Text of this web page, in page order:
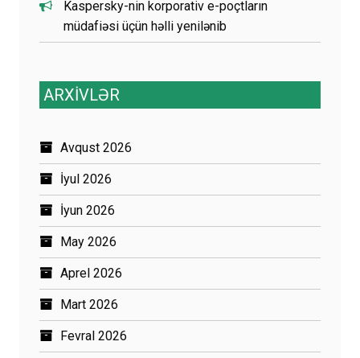
Kaspersky-nin korporativ e-poçtların
müdafiəsi üçün həlli yenilənib
ARXİVLƏR
Avqust 2026
İyul 2026
İyun 2026
May 2026
Aprel 2026
Mart 2026
Fevral 2026